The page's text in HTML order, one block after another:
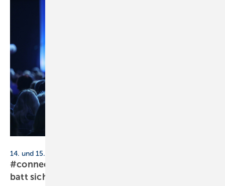
14. und 15. Oktober 2026, Berlin
#connectingheat 2026: 15 % Früh­bu­cher-Ra­
batt si­chern